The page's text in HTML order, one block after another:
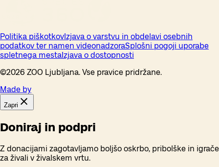
Politika piškotkovIzjava o varstvu in obdelavi osebnih
podatkov ter namen videonadzoraSplošni pogoji uporabe
spletnega mestaIzjava o dostopnosti
©2026 ZOO Ljubljana. Vse pravice pridržane.
Made by
Zapri
Doniraj in podpri
Z donacijami zagotavljamo boljšo oskrbo, pribolške in igrače
za živali v živalskem vrtu.